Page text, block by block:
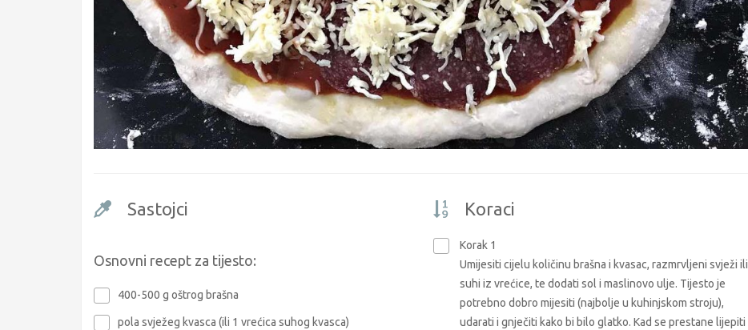
Sastojci
Osnovni recept za tijesto:
400-500 g oštrog brašna
pola svježeg kvasca (ili 1 vrećica suhog kvasca)
Koraci
Korak 1
Umijesiti cijelu količinu brašna i kvasac, razmrvljeni svježi ili
suhi iz vrećice, te dodati sol i maslinovo ulje. Tijesto je
potrebno dobro mijesiti (najbolje u kuhinjskom stroju),
udarati i gnječiti kako bi bilo glatko. Kad se prestane lijepiti